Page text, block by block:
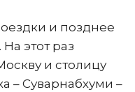
и позднее
этот раз
и столицу
– Суварнабхуми –